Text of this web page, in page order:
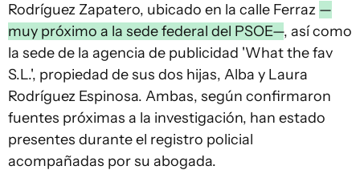
Rodríguez Zapatero, ubicado en la calle Ferraz —
muy próximo a la sede federal del PSOE—, así como
la sede de la agencia de publicidad 'What the fav
S.L.', propiedad de sus dos hijas, Alba y Laura
Rodríguez Espinosa. Ambas, según confirmaron
fuentes próximas a la investigación, han estado
presentes durante el registro policial
acompañadas por su abogada.